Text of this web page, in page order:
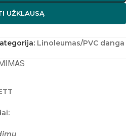
UŽKLAUSĄ
Linoleumas/PVC danga